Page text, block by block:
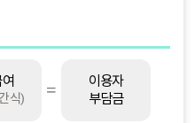
식)
이용자
부담금